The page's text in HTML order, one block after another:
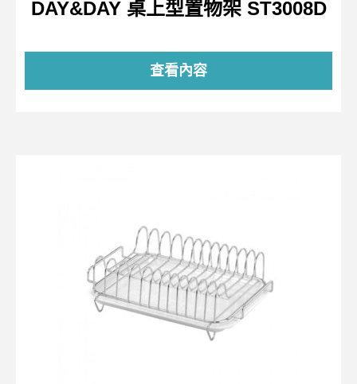
DAY&DAY 桌上型置物架 ST3008D
查看內容